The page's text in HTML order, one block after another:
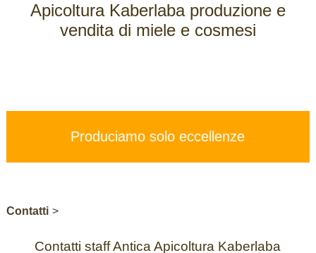
DOVE SIAMO
Apicoltura Kaberlaba produzione e
vendita di miele e cosmesi
Produciamo solo eccellenze
Contatti >
Contatti staff Antica Apicoltura Kaberlaba